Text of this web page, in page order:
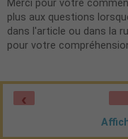
Merci pour votre
plus aux questions
dans l'article ou dans la
pour votre
‹